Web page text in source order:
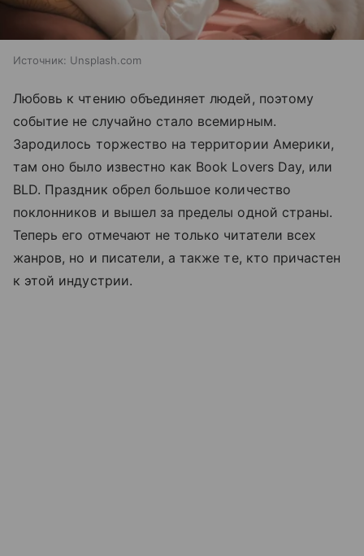
Источник: Unsplash.com
Любовь к чтению объединяет людей, поэтому
событие не случайно стало всемирным.
Зародилось торжество на территории Америки,
там оно было известно как Book Lovers Day, или
BLD. Праздник обрел большое количество
поклонников и вышел за пределы одной страны.
Теперь его отмечают не только читатели всех
жанров, но и писатели, а также те, кто причастен
к этой индустрии.